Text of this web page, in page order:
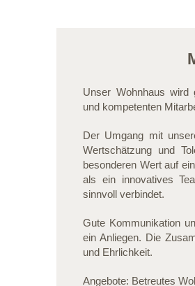
Unser Wohnhaus wird
und kompetenten
Der Umgang mit
Wertschätzung und
besonderen Wert auf
als ein innovatives
sinnvoll verbindet.
Gute Kommunikation
ein Anliegen. Die
und Ehrlichkeit.
Angebote: Betreutes